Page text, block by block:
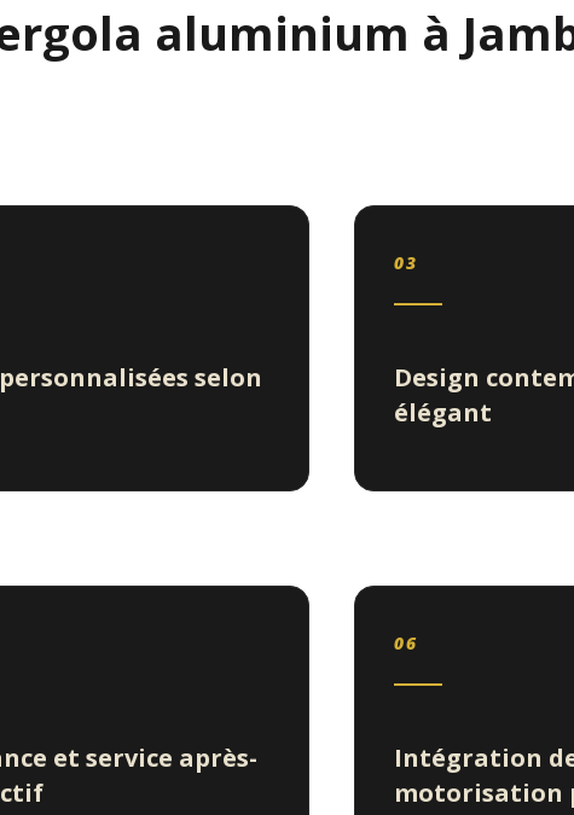
aluminium à
selon
03
Design
élégant
et service après-
06
Intégration
motorisation